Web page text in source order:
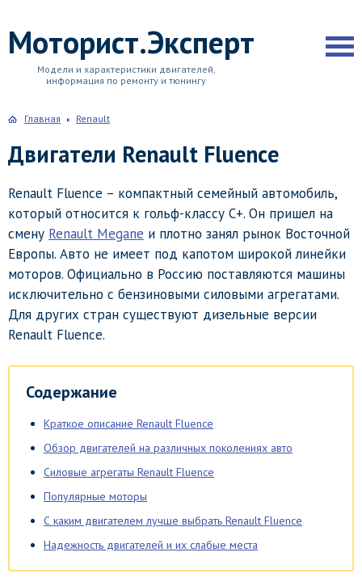
Моторист.Эксперт
Модели и характеристики двигателей,
информация по ремонту и тюнингу
Главная Renault
Двигатели Renault Fluence
Renault Fluence – компактный семейный автомобиль,
который относится к гольф-классу С+. Он пришел на
смену Renault Megane и плотно занял рынок Восточной
Европы. Авто не имеет под капотом широкой линейки
моторов. Официально в Россию поставляются машины
исключительно с бензиновыми силовыми агрегатами.
Для других стран существуют дизельные версии
Renault Fluence.
Содержание
Краткое описание Renault Fluence
Обзор двигателей на различных поколениях авто
Силовые агрегаты Renault Fluence
Популярные моторы
С каким двигателем лучше выбрать Renault Fluence
Надежность двигателей и их слабые места